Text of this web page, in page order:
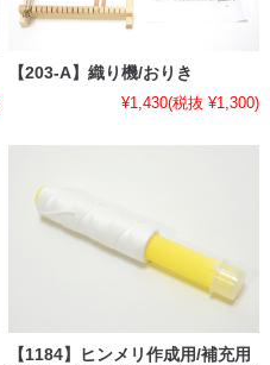
【203-A】織り機/おりき
¥1,430(税抜 ¥1,300)
【1184】ヒンメリ作成用/補充用